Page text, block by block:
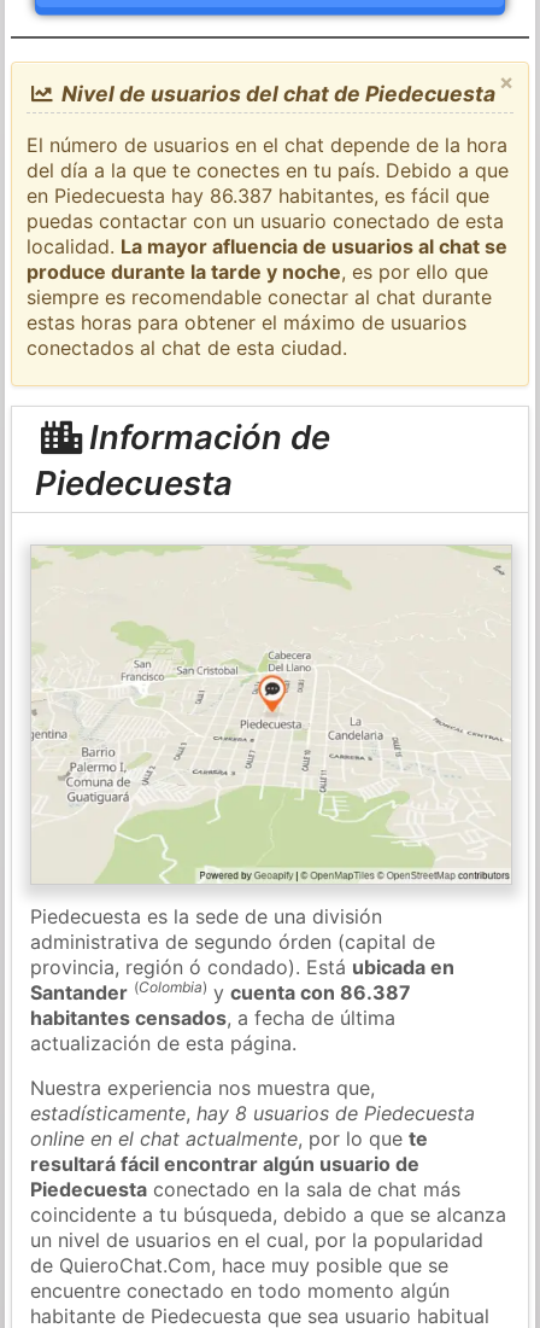
×
Nivel de usuarios del chat de Piedecuesta
El número de usuarios en el chat depende de la hora
del día a la que te conectes en tu país. Debido a que
en Piedecuesta hay 86.387 habitantes, es fácil que
puedas contactar con un usuario conectado de esta
localidad. La mayor afluencia de usuarios al chat se
produce durante la tarde y noche, es por ello que
siempre es recomendable conectar al chat durante
estas horas para obtener el máximo de usuarios
conectados al chat de esta ciudad.
Información de
Piedecuesta
Piedecuesta es la sede de una división
administrativa de segundo órden (capital de
provincia, región ó condado). Está ubicada en
Santander (Colombia) ycuenta con 86.387
habitantes censados, a fecha de última
actualización de esta página.
Nuestra experiencia nos muestra que,
estadísticamente,hay 8 usuarios de Piedecuesta
online en el chat actualmente, por lo quete
resultará fácil encontrar algún usuario de
Piedecuesta conectado en la sala de chat más
coincidente a tu búsqueda, debido a que se alcanza
un nivel de usuarios en el cual, por la popularidad
de QuieroChat.Com, hace muy posible que se
encuentre conectado en todo momento algún
habitante de Piedecuesta que sea usuario habitual